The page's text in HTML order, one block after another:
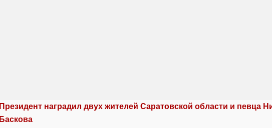
Президент наградил двух жителей Саратовской области и певца
Баскова